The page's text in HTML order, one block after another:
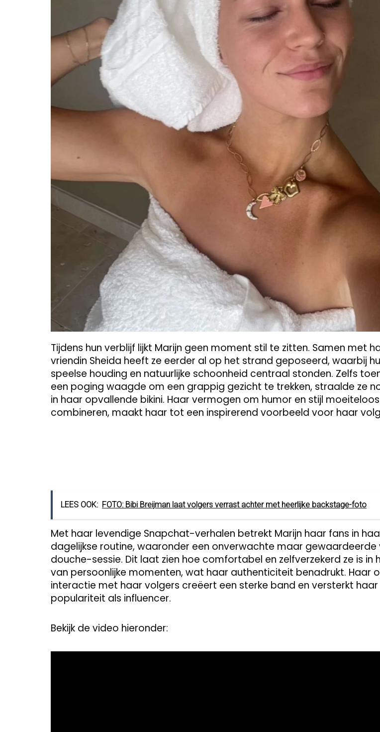
Tijdens hun verblijf lijkt Marijn geen moment stil te zitten. Samen met
vriendin Sheida heeft ze eerder al op het strand geposeerd, waarbij
speelse houding en natuurlijke schoonheid centraal stonden. Zelfs
een poging waagde om een grappig gezicht te trekken, straalde ze
in haar opvallende bikini. Haar vermogen om humor en stijl
combineren, maakt haar tot een inspirerend voorbeeld voor haar
LEES OOK: FOTO: Bibi Breijman laat volgers verrast achter met heerlijke backstage-foto
Met haar levendige Snapchat-verhalen betrekt Marijn haar fans in
dagelijkse routine, waaronder een onverwachte maar gewaardeerde
douche-sessie. Dit laat zien hoe comfortabel en zelfverzekerd ze is in
van persoonlijke momenten, wat haar authenticiteit benadrukt. Haar
interactie met haar volgers creëert een sterke band en versterkt haar
populariteit als influencer.
Bekijk de video hieronder: